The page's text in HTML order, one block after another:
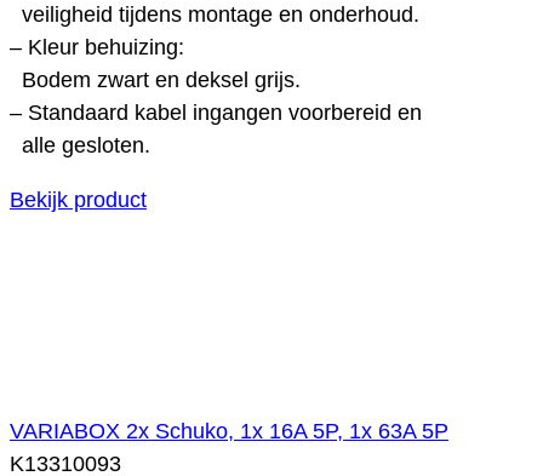
veiligheid tijdens montage en onderhoud.
– Kleur behuizing:
Bodem zwart en deksel grijs.
– Standaard kabel ingangen voorbereid en
alle gesloten.
Bekijk product
VARIABOX 2x Schuko, 1x 16A 5P, 1x 63A 5P
K13310093